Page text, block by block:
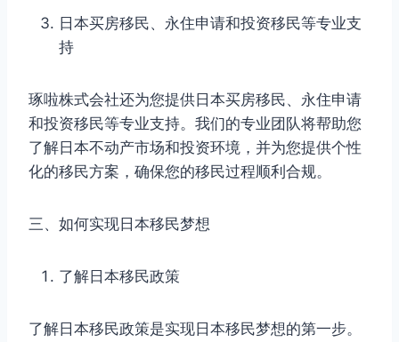
日本买房移民、永住申请和投资移民等专业支
持
琢啦株式会社还为您提供日本买房移民、永住申请
和投资移民等专业支持。我们的专业团队将帮助您
了解日本不动产市场和投资环境，并为您提供个性
化的移民方案，确保您的移民过程顺利合规。
三、如何实现日本移民梦想
了解日本移民政策
了解日本移民政策是实现日本移民梦想的第一步。